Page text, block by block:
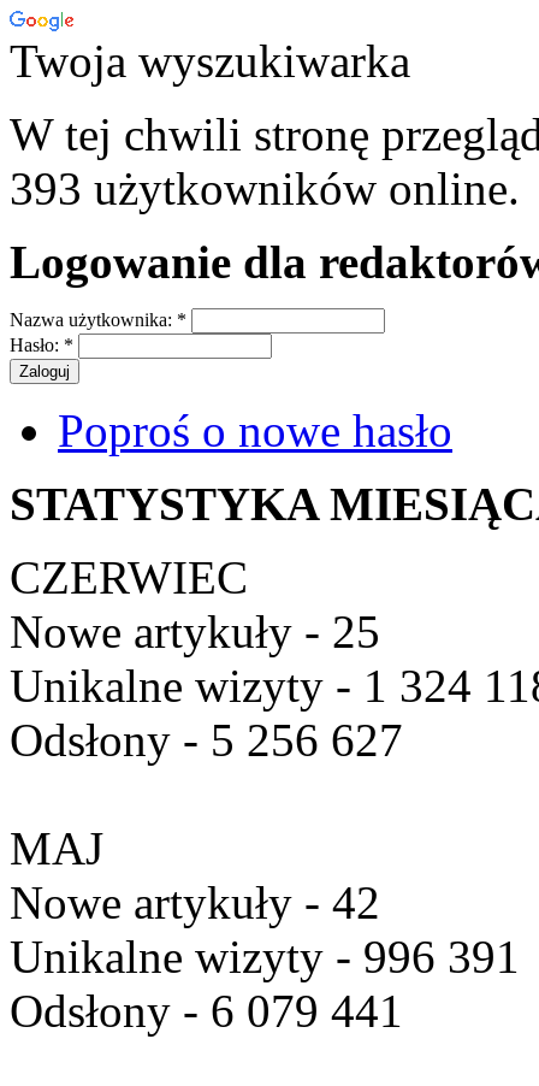
Twoja wyszukiwarka
W tej chwili stronę
393 użytkowników online.
Logowanie dla
Nazwa użytkownika: *
Hasło: *
Poproś o nowe hasło
STATYSTYKA
CZERWIEC
Nowe artykuły - 25
Unikalne wizyty - 1 324
Odsłony - 5 256 627
MAJ
Nowe artykuły - 42
Unikalne wizyty - 996 391
Odsłony - 6 079 441